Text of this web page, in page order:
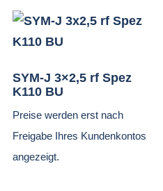
SYM-J 3×2,5 rf Spez
K110 BU
Preise werden erst nach
Freigabe Ihres Kundenkontos
angezeigt.